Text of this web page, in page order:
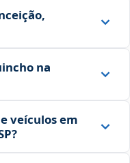
na
veículos em